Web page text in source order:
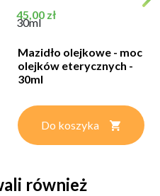
Cena
45,00 zł
30ml
Mazidło olejkowe - moc
olejków eterycznych -
30ml
Do koszyka
również